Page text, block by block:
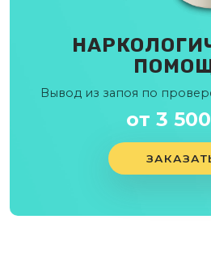
Вывод из запоя по
от 3